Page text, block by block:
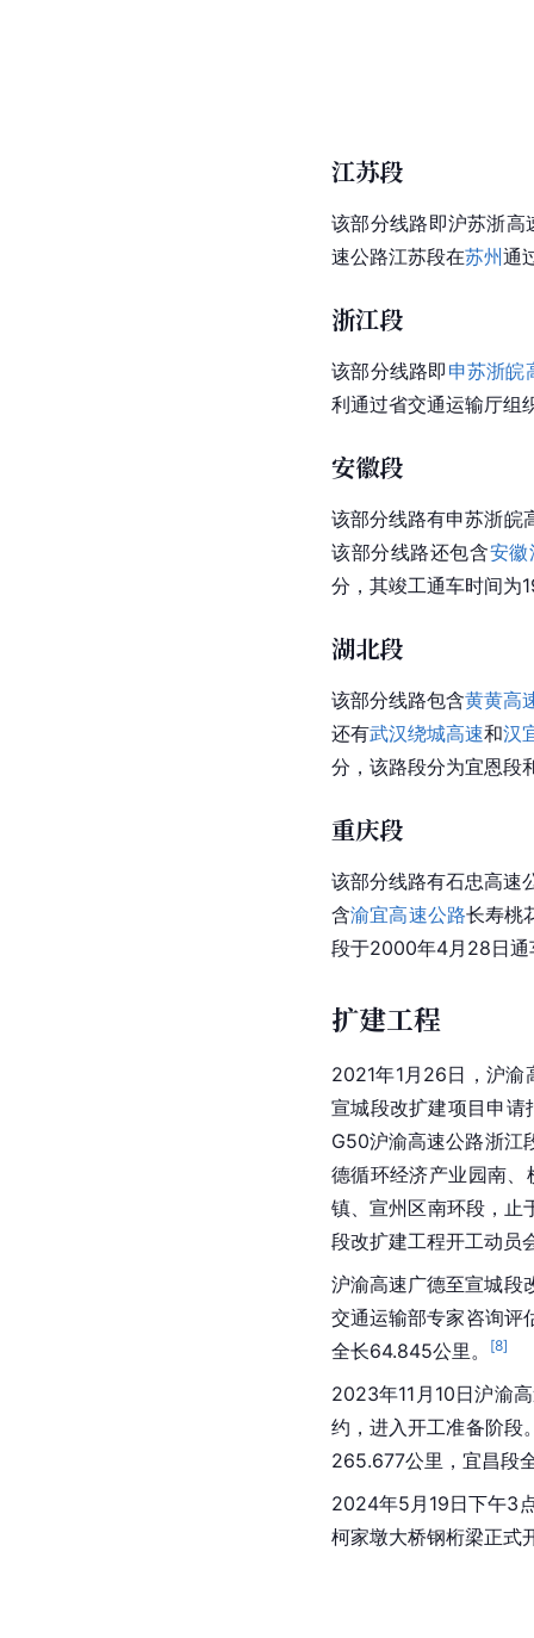
江苏段
该部分线路即沪苏浙
速公路江苏段在苏州通
浙江段
该部分线路即 申苏浙皖
利通过省交通运输厅组
安徽段
该部分线路有申苏浙皖
该部分线路还包含安徽
分，其竣工通车时间为
湖北段
该部分线路包含黄黄高
还有武汉绕城高速和汉
分，该路段分为宜恩段
重庆段
该部分线路有石忠高速
含渝宜高速公路长寿桃
段于2000年4月28日通
扩建工程
2021年1月26日，沪渝
宣城段改扩建项目申
G50沪渝高速公路浙江
德循环经济产业园南、
镇、宣州区南环段，止
段改扩建工程开工动员
沪渝高速广德至宣城
交通运输部专家咨询评
全长64.845公里。
[8]
2023年11月10日沪渝
约，进入开工准备阶段
265.677公里，宜昌段
2024年5月19日下午3
柯家墩大桥钢桁梁正式